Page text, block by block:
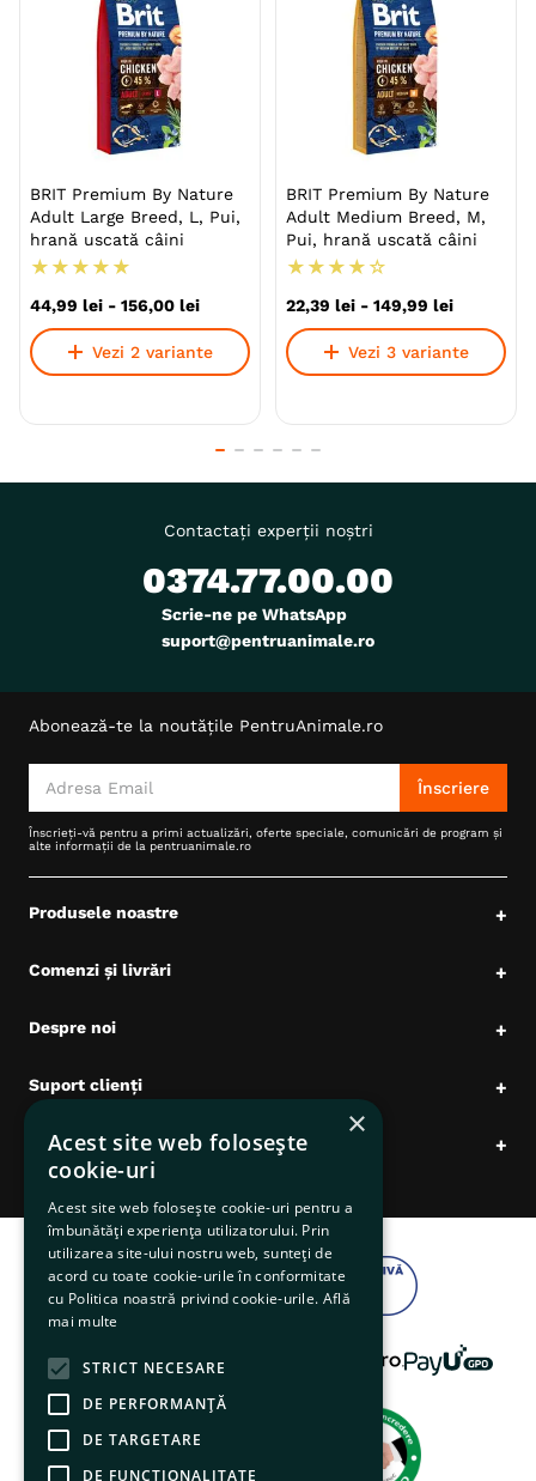
BRIT Premium By Nature
Adult Large Breed, L, Pui,
hrană uscată câini
★ ★ ★ ★ ★
44,99 lei - 156,00 lei
Vezi 2 variante
BRIT Premium By Nature
Adult Medium Breed, M,
Pui, hrană uscată câini
★ ★ ★ ★ ☆
22,39 lei - 149,99 lei
Vezi 3 variante
Contactați experții noștri
0374.77.00.00
Scrie-ne pe WhatsApp
suport@pentruanimale.ro
Abonează-te la noutățile PentruAnimale.ro
Înscriere
Înscrieți-vă pentru a primi actualizări, oferte speciale, comunicări de program și
alte informații de la pentruanimale.ro
Produsele noastre +
Comenzi și livrări +
Despre noi +
Suport clienți +
Date comerciale +
×
Acest site web folosește
cookie-uri
Acest site web folosește cookie-uri pentru a
îmbunătăți experiența utilizatorului. Prin
utilizarea site-ului nostru web, sunteți de
acord cu toate cookie-urile în conformitate
cu Politica noastră privind cookie-urile. Află
mai multe
STRICT NECESARE
DE PERFORMANȚĂ
DE TARGETARE
DE FUNCŢIONALITATE